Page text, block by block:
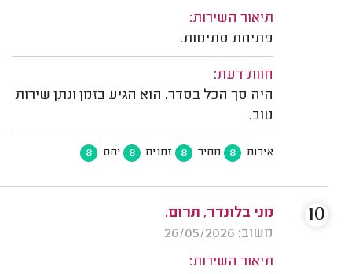
תיאור השירות:
פתיחת סתימות.
חוות דעת:
היה סך הכל בסדר. הוא הגיע בזמן ונתן שירות
טוב.
איכות 8 מחיר 8 זמנים 8 יחס 8
מני בלונדר, תרום.
משוב: 26/05/2026
תיאור השירות:
10